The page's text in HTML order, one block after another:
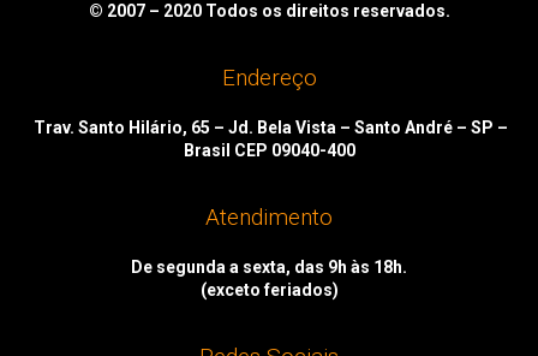
© 2007 – 2020 Todos os direitos reservados.
Endereço
Trav. Santo Hilário, 65 – Jd. Bela Vista – Santo André – SP –
Brasil CEP 09040-400
Atendimento
De segunda a sexta, das 9h às 18h.
(exceto feriados)